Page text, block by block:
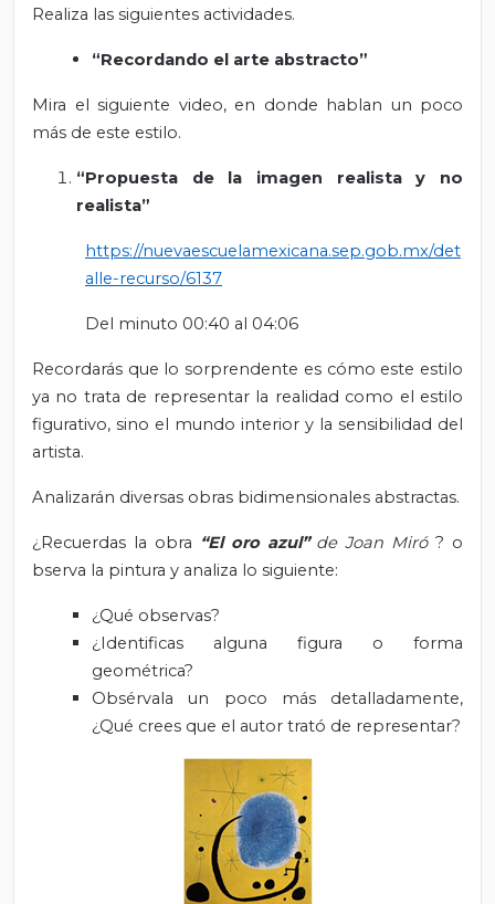
Realiza las siguientes actividades.
“Recordando el arte abstracto”
Mira el siguiente video, en donde hablan un poco
más de este estilo.
“Propuesta de la imagen realista y no
realista”
https://nuevaescuelamexicana.sep.gob.mx/det
alle-recurso/6137
Del minuto 00:40 al 04:06
Recordarás que lo sorprendente es cómo este estilo
ya no trata de representar la realidad como el estilo
figurativo, sino el mundo interior y la sensibilidad del
artista.
Analizarán diversas obras bidimensionales abstractas.
¿Recuerdas la obra “El oro azul” de Joan Miró? o
bserva la pintura y analiza lo siguiente:
¿Qué observas?
¿Identificas alguna figura o forma
geométrica?
Obsérvala un poco más detalladamente,
¿Qué crees que el autor trató de representar?